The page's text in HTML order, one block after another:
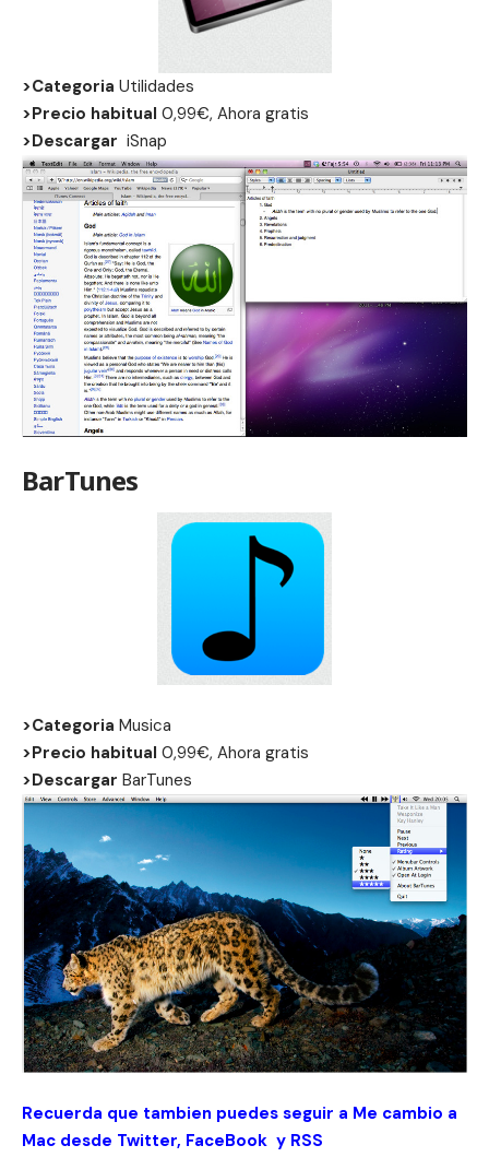
>Categoria Utilidades
>Precio habitual 0,99€, Ahora gratis
>Descargar iSnap
BarTunes
>Categoria Musica
>Precio habitual 0,99€, Ahora gratis
>Descargar BarTunes
Recuerda que tambien puedes seguir a Me cambio a
Mac desde Twitter, FaceBook y RSS